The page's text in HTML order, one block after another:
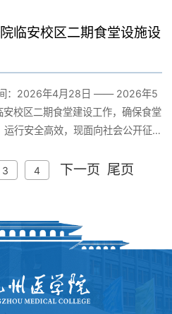
设，组建申报团队，努力搭建集
验证于一体的高水平创新平台。
。建立全校范围内30万以上科研
使用价值的仪器报废处理。设立二
强大仪运行管理力量。加强大型仪
型仪器开放共享平台管理办
人，压实大仪使用管理责任。面
挥大型仪器的科研支撑作用。
推进附属临安人民医院等附属医
创平台，加强人才共聘共享，推
资培育校院协同机制，提升医教
民医院撤除附属医院牌子，彻底
赴现场检查，确保整改落实到
：杭州市临安区颐康街 8 号 杭州
计 10 幢宿舍楼宇（二期楼宇编
化宿舍空间 二、设计依据
：《二期楼宇分布图》 附件2：
，10 幢楼宇房间格局基本统一，
宿舍按4人间配置，包含但不限于：
架/置物架、窗帘等基本家具及配套
高度≥320mm，爬梯须安全防
放置电脑及学习用品需求，桌面下
临安校区二期食堂设施设
行安全高效，现面向社会公开征
医
位： 供应能力：满足校区约7000
源类型：采用 “全电厨房” 设计。食
不设置米饭生产线。方案中不得包
3 4 下一页 尾页